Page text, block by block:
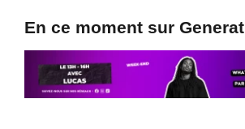
En ce moment sur